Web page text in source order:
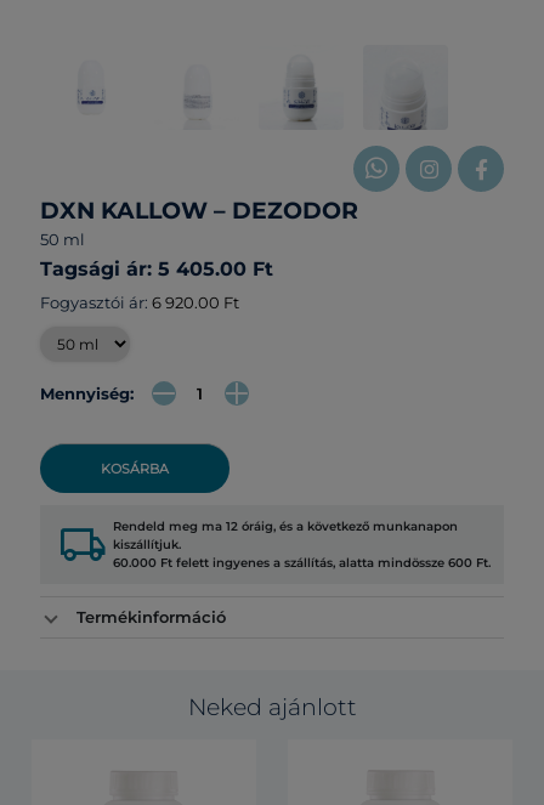
DXN KALLOW – DEZODOR
50 ml
Tagsági ár: 5 405.00 Ft
Fogyasztói ár: 6 920.00 Ft
Mennyiség:
KOSÁRBA
local_shipping Rendeld meg ma 12 óráig, és a következő munkanapon
kiszállítjuk.
60.000 Ft felett ingyenes a szállítás, alatta mindössze 600 Ft.
Termékinformáció
Neked ajánlott